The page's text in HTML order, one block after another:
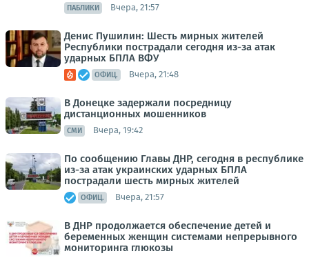
ПАБЛИКИ Вчера, 21:57
Денис Пушилин: Шесть мирных жителей
Республики пострадали сегодня из-за атак
ударных БПЛА ВФУ
ОФИЦ. Вчера, 21:48
В Донецке задержали посредницу
дистанционных мошенников
СМИ Вчера, 19:42
По сообщению Главы ДНР, сегодня в республике
из-за атак украинских ударных БПЛА
пострадали шесть мирных жителей
ОФИЦ. Вчера, 21:57
В ДНР продолжается обеспечение детей и
беременных женщин системами непрерывного
мониторинга глюкозы